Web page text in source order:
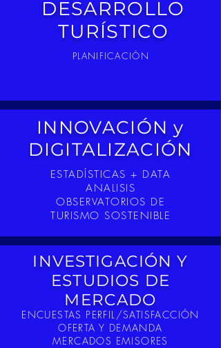
DESARROLLO
TURÍSTICO
PLANIFICACIÓN
INNOVACIÓN y
DIGITALIZACIÓN
ESTADÍSTICAS + DATA
ANALISIS
OBSERVATORIOS DE
TURISMO SOSTENIBLE
ENCUESTAS PERFIL/SATISFACCIÓN
OFERTA Y DEMANDA
MERCADOS EMISORES
INVESTIGACIÓN Y
ESTUDIOS DE
MERCADO